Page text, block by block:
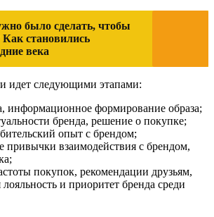
было сделать, чтобы
становились
века
идет следующими этапами:
информационное формирование образа;
бренда, решение о покупке;
опыт с брендом;
привычки взаимодействия с брендом,
покупок, рекомендации друзьям,
и приоритет бренда среди